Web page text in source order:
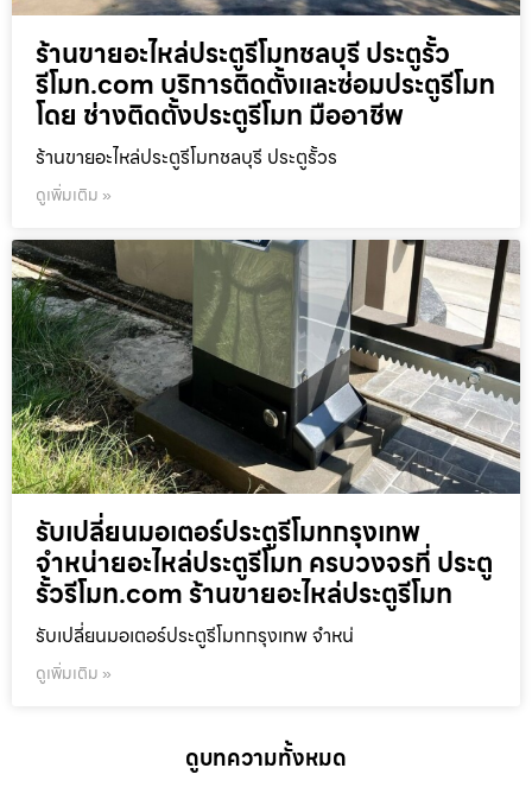
ร้านขายอะไหล่ประตูรีโมทชลบุรี ประตูรั้ว
รีโมท.com บริการติดตั้งและซ่อมประตูรีโมท
โดย ช่างติดตั้งประตูรีโมท มืออาชีพ
ร้านขายอะไหล่ประตูรีโมทชลบุรี ประตูรั้วร
ดูเพิ่มเติม »
รับเปลี่ยนมอเตอร์ประตูรีโมทกรุงเทพ
จำหน่ายอะไหล่ประตูรีโมท ครบวงจรที่ ประตู
รั้วรีโมท.com ร้านขายอะไหล่ประตูรีโมท
รับเปลี่ยนมอเตอร์ประตูรีโมทกรุงเทพ จำหน่
ดูเพิ่มเติม »
ดูบทความทั้งหมด